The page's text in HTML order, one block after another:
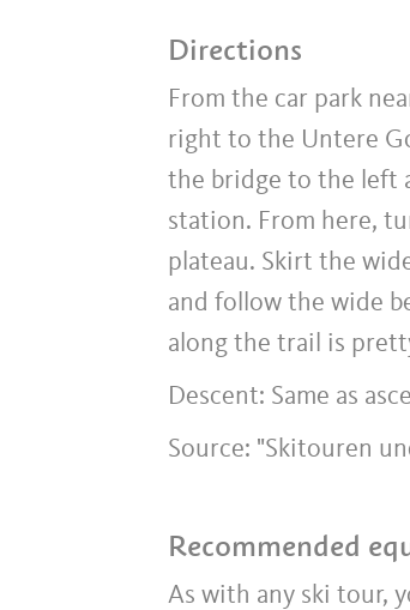
Directions
From the car park
right to the Untere
the bridge to the left
station. From here,
plateau. Skirt the
and follow the wide
along the trail is
Descent: Same as
Source: "Skitouren
Recommended
As with any ski tour,